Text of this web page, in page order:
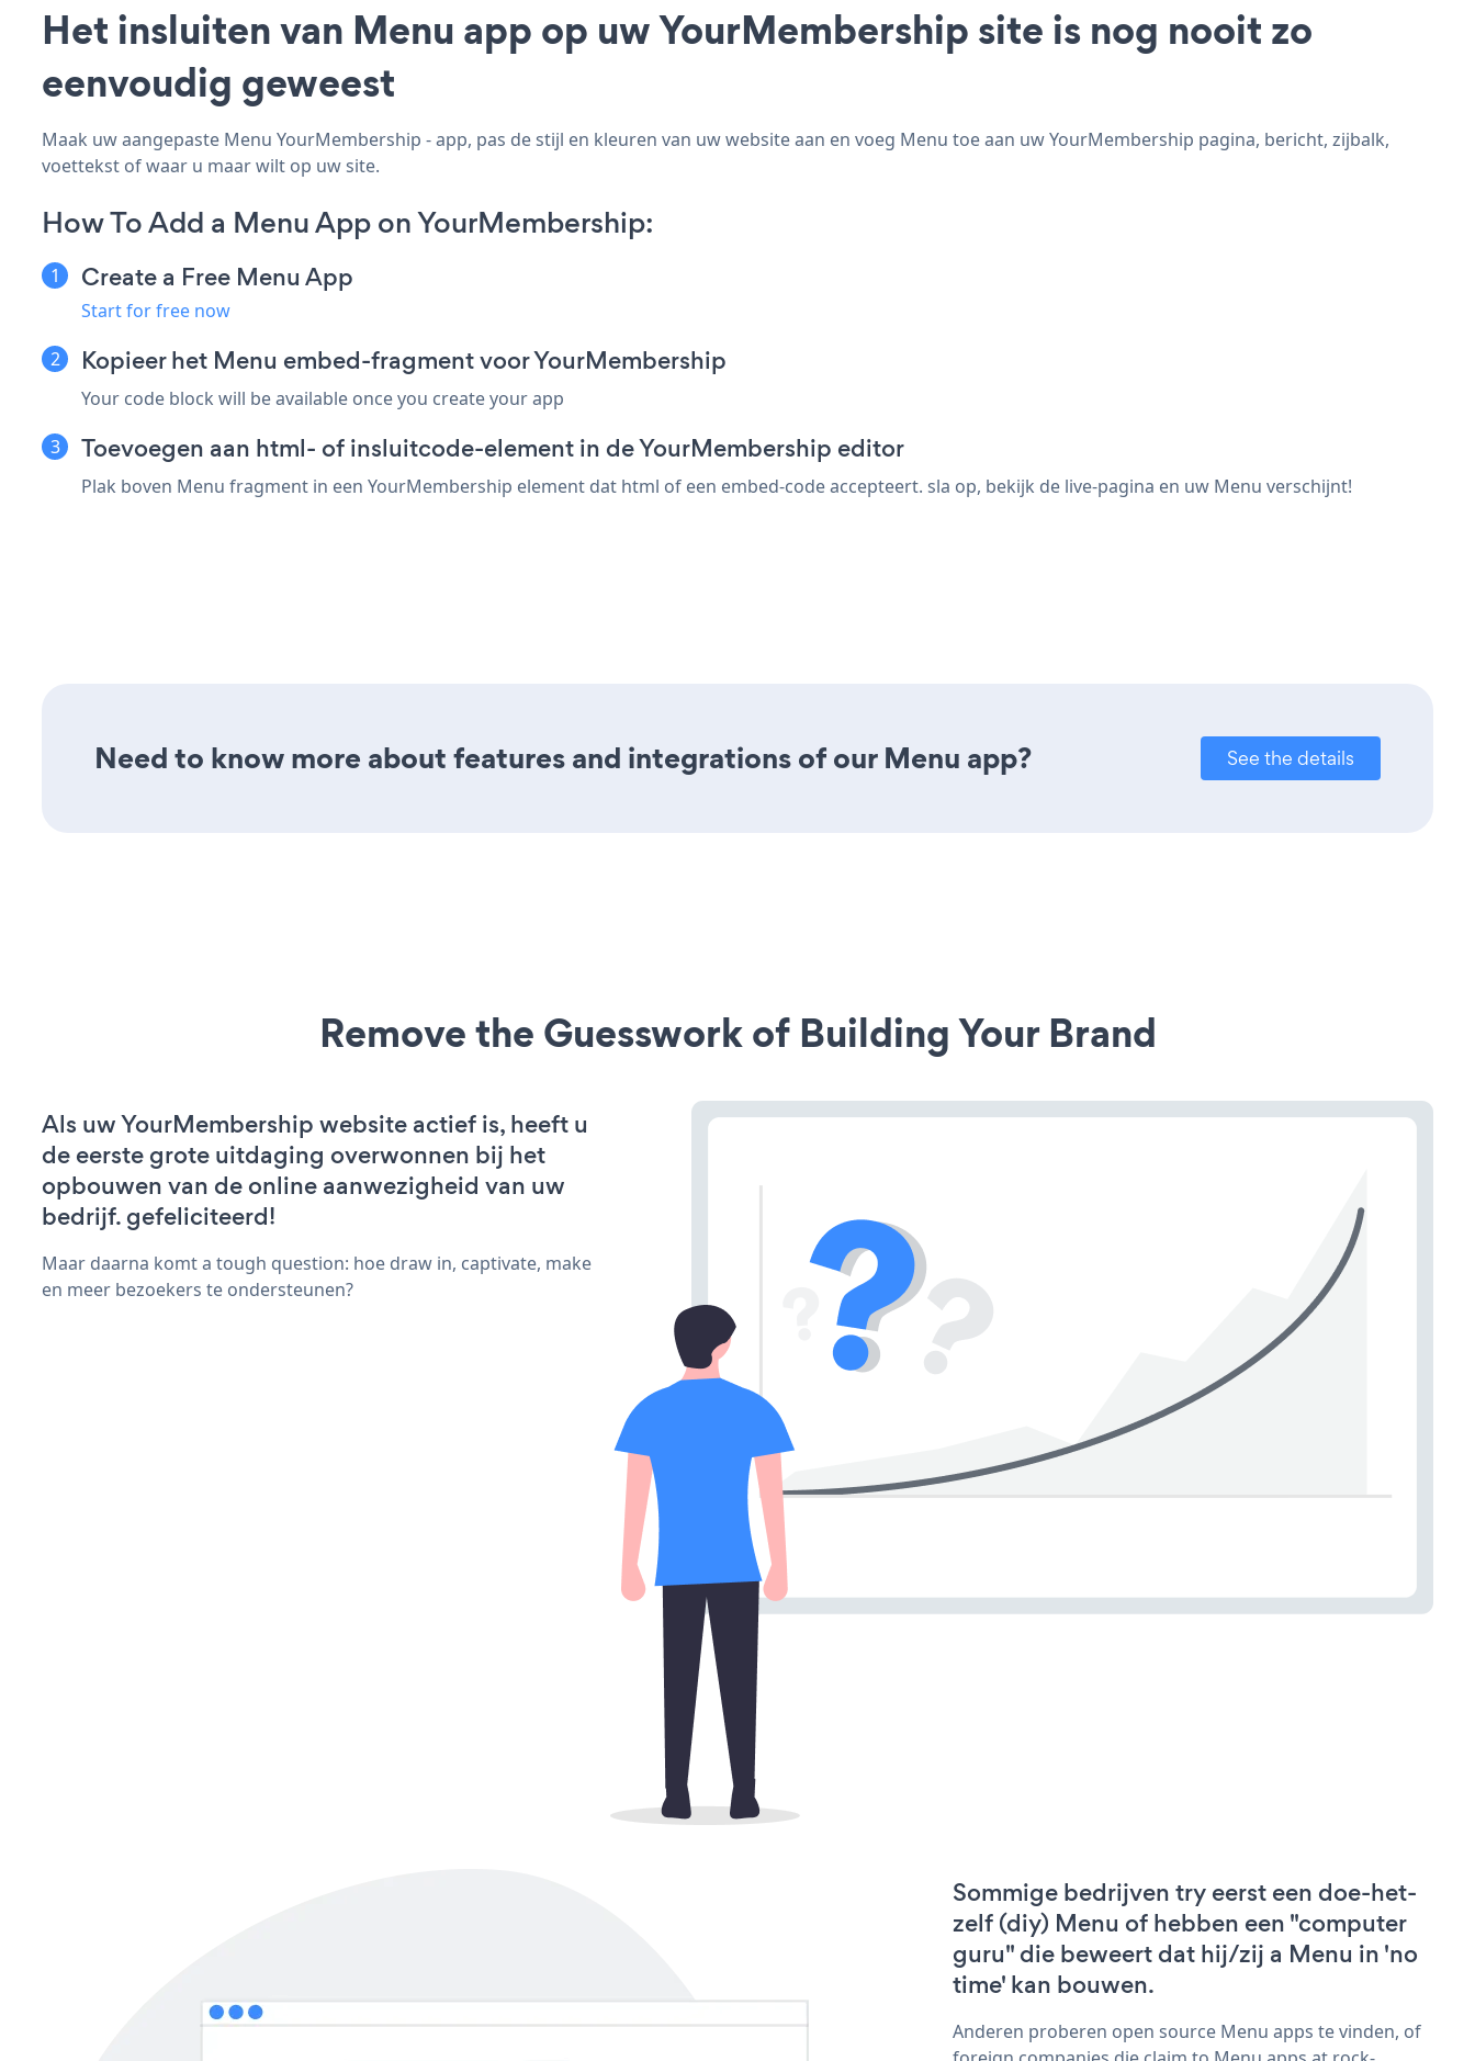
Het insluiten van Menu app op uw YourMembership site is nog nooit zo
eenvoudig geweest
Maak uw aangepaste Menu YourMembership - app, pas de stijl en kleuren van uw website aan en voeg Menu toe aan uw YourMembership pagina, bericht, zijbalk,
voettekst of waar u maar wilt op uw site.
How To Add a Menu App on YourMembership:
Create a Free Menu App
Start for free now
Kopieer het Menu embed-fragment voor YourMembership
Your code block will be available once you create your app
Toevoegen aan html- of insluitcode-element in de YourMembership editor
Plak boven Menu fragment in een YourMembership element dat html of een embed-code accepteert. sla op, bekijk de live-pagina en uw Menu verschijnt!
Need to know more about features and integrations of our Menu app? See the details
Remove the Guesswork of Building Your Brand
Als uw YourMembership website actief is, heeft u
de eerste grote uitdaging overwonnen bij het
opbouwen van de online aanwezigheid van uw
bedrijf. gefeliciteerd!
Maar daarna komt a tough question: hoe draw in, captivate, make
en meer bezoekers te ondersteunen?
Sommige bedrijven try eerst een doe-het-
zelf (diy) Menu of hebben een "computer
guru" die beweert dat hij/zij a Menu in 'no
time' kan bouwen.
Anderen proberen open source Menu apps te vinden, of